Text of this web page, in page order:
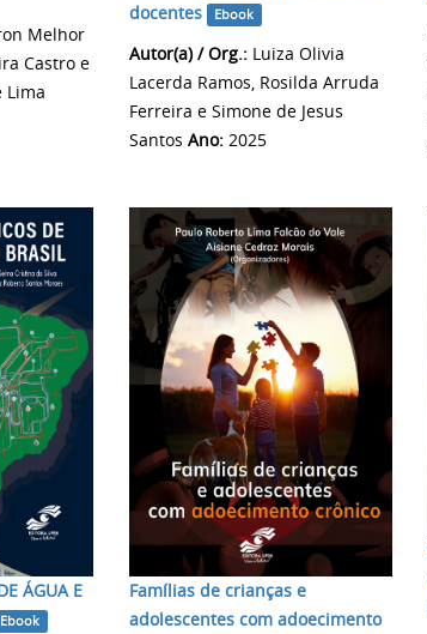
Melhor
Castro e
Lima
docentes
Ebook
Autor(a) / Org.: Luiza Olivia
Lacerda Ramos, Rosilda Arruda
Ferreira e Simone de Jesus
Santos Ano: 2025
ÁGUA E
Ebook
Famílias de crianças e
adolescentes com adoecimento